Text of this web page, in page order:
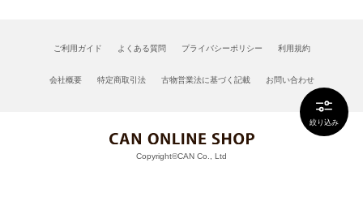
絞り込み
ご利用ガイド よくある質問 プライバシーポリシー 利用規約
会社概要 特定商取引法 古物営業法に基づく記載 お問い合わせ
Copyright©CAN Co., Ltd